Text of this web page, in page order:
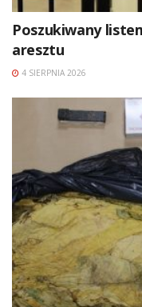
Poszukiwany
aresztu
4 SIERPNIA 2026